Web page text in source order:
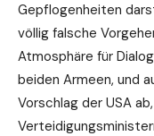
Gepflogenheiten
völlig falsche
Atmosphäre für
beiden Armeen, und
Vorschlag der USA